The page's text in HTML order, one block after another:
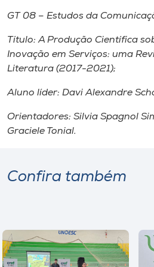
GT 08 – Estudos da
Título: A Produção Científica
Inovação em Serviços: uma
Literatura (2017-2021);
Aluno líder: Davi Alexandre
Orientadores: Silvia Spagnol
Graciele Tonial.
Confira também